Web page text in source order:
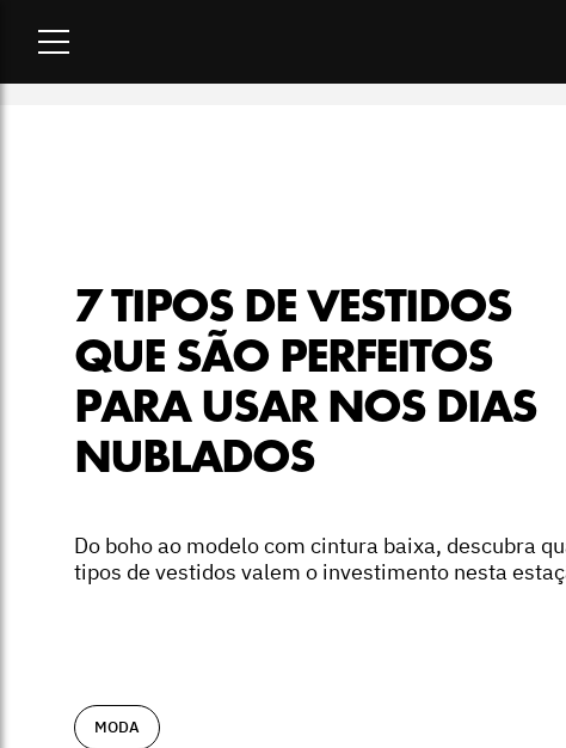
7 tipos de vestidos que são perfeitos para usar
7 TIPOS DE VESTIDOS
QUE SÃO PERFEITOS
PARA USAR NOS DIAS
NUBLADOS
Do boho ao modelo com cintura baixa, descubra
tipos de vestidos valem o investimento nesta
MODA